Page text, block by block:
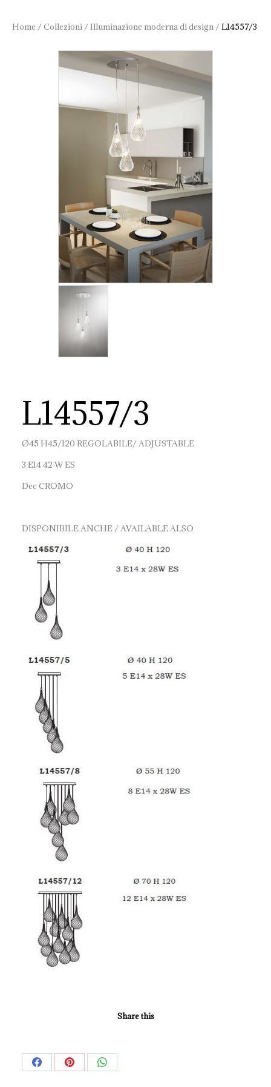
Home /Collezioni /Illuminazione moderna di design /L14557/3
L14557/3
Ø45 H45/120 REGOLABILE/ ADJUSTABLE
3 E14 42 W ES
Dec CROMO
DISPONIBILE ANCHE / AVAILABLE ALSO
Share this
Share Share Share